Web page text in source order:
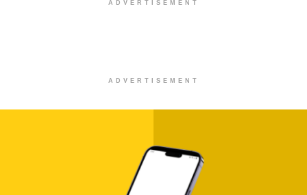
ADVERTISEMENT
ADVERTISEMENT